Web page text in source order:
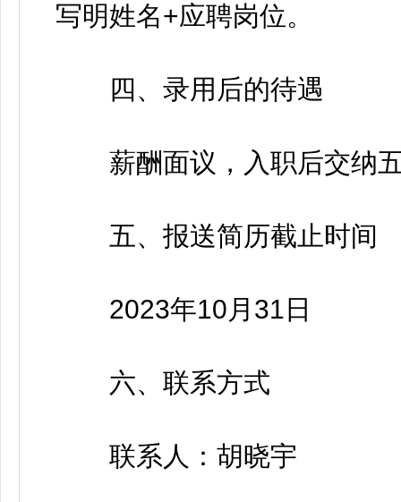
写明姓名+应聘岗位。
四、录用后的待遇
薪酬面议，入职后交纳五
五、报送简历截止时间
2023年10月31日
六、联系方式
联系人：胡晓宇